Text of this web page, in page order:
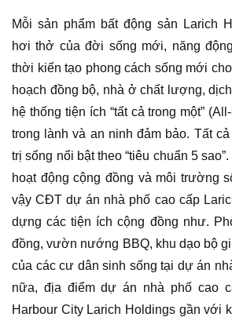
Mỗi sản phẩm bất động sản Larich
hơi thở của đời sống mới, năng
thời kiến tạo phong cách sống mới
hoạch đồng bộ, nhà ở chất lượng,
hệ thống tiện ích “tất cả trong một”
trong lành và an ninh đảm bảo. Tất
trị sống nổi bật theo “tiêu chuẩn 5
hoạt động cộng đồng và môi trường
vậy CĐT dự án nhà phố cao cấp
dựng các tiện ích cộng đồng như.
đồng, vườn nướng BBQ, khu dạo bộ
của các cư dân sinh sống tại dự án
nữa, địa điểm dự án nhà phố cao
Harbour City Larich Holdings gần với